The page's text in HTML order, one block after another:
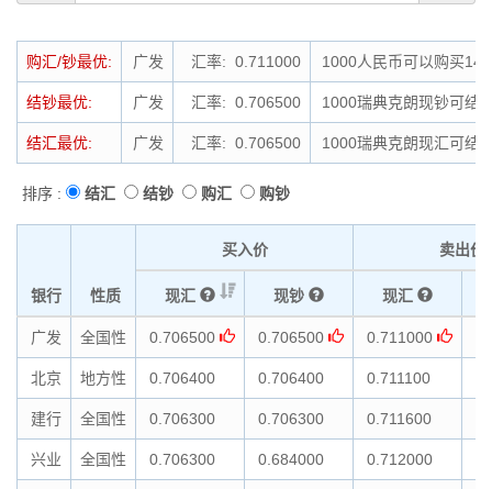
购汇/钞最优: 广发 汇率: 0.711000 1000人民币可以购买
结钞最优: 广发 汇率: 0.706500 1000瑞典克朗现钞可结
结汇最优: 广发 汇率: 0.706500 1000瑞典克朗现汇可结
排序 : 结汇 结钞 购汇 购钞
银行 性质
买入价 卖出价
现汇 现钞 现汇
广发 全国性 0.706500 0.706500 0.711000
北京 地方性 0.706400 0.706400 0.711100
建行 全国性 0.706300 0.706300 0.711600
兴业 全国性 0.706300 0.684000 0.712000